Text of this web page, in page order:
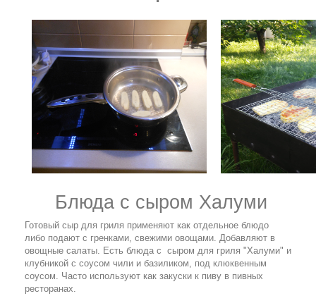
Блюда с сыром Халуми
Готовый сыр для гриля применяют как отдельное блюдо
либо подают с гренками, свежими овощами. Добавляют в
овощные салаты. Есть блюда с сыром для гриля "Халуми" и
клубникой с соусом чили и базиликом, под клюквенным
соусом. Часто используют как закуски к пиву в пивных
ресторанах.